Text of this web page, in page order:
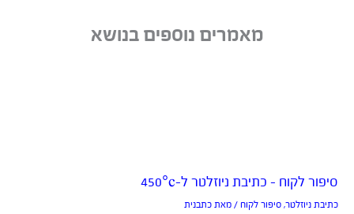
מאמרים נוספים בנושא
סיפור לקוח – כתיבת ניוזלטר ל-450°c
כתיבת ניוזלטר, סיפור לקוח / מאת כתבנית